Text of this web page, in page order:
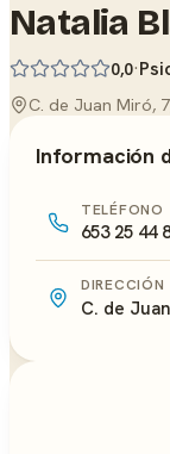
Natalia
0,0·
C. de Juan Miró,
Información
TELÉFONO
653 25 44
DIRECCIÓN
C. de